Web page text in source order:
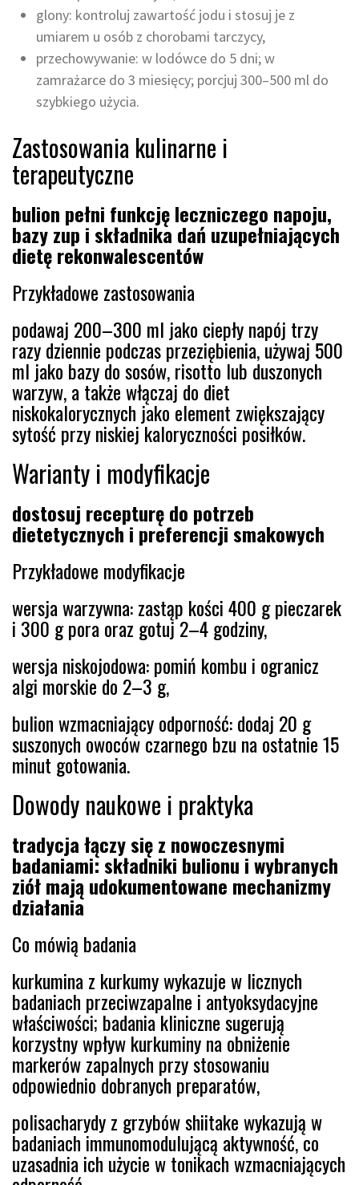
glony: kontroluj zawartość jodu i stosuj je z
umiarem u osób z chorobami tarczycy,
przechowywanie: w lodówce do 5 dni; w
zamrażarce do 3 miesięcy; porcjuj 300–500 ml do
szybkiego użycia.
Zastosowania kulinarne i
terapeutyczne
bulion pełni funkcję leczniczego napoju,
bazy zup i składnika dań uzupełniających
dietę rekonwalescentów
Przykładowe zastosowania
podawaj 200–300 ml jako ciepły napój trzy
razy dziennie podczas przeziębienia, używaj 500
ml jako bazy do sosów, risotto lub duszonych
warzyw, a także włączaj do diet
niskokalorycznych jako element zwiększający
sytość przy niskiej kaloryczności posiłków.
Warianty i modyfikacje
dostosuj recepturę do potrzeb
dietetycznych i preferencji smakowych
Przykładowe modyfikacje
wersja warzywna: zastąp kości 400 g pieczarek
i 300 g pora oraz gotuj 2–4 godziny,
wersja niskojodowa: pomiń kombu i ogranicz
algi morskie do 2–3 g,
bulion wzmacniający odporność: dodaj 20 g
suszonych owoców czarnego bzu na ostatnie 15
minut gotowania.
Dowody naukowe i praktyka
tradycja łączy się z nowoczesnymi
badaniami: składniki bulionu i wybranych
ziół mają udokumentowane mechanizmy
działania
Co mówią badania
kurkumina z kurkumy wykazuje w licznych
badaniach przeciwzapalne i antyoksydacyjne
właściwości; badania kliniczne sugerują
korzystny wpływ kurkuminy na obniżenie
markerów zapalnych przy stosowaniu
odpowiednio dobranych preparatów,
polisacharydy z grzybów shiitake wykazują w
badaniach immunomodulującą aktywność, co
uzasadnia ich użycie w tonikach wzmacniających